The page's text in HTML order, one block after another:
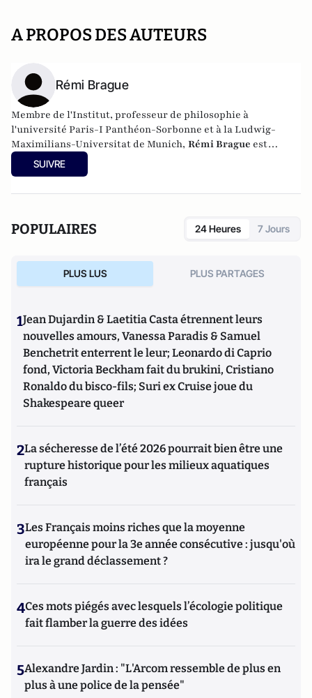
A PROPOS DES AUTEURS
Rémi Brague
Membre de l'Institut, professeur de philosophie à
l'université Paris-I Panthéon-Sorbonne et à la Ludwig-
Maximilians-Universitat de Munich, Rémi Brague est
l'auteur de nombreux essais dont Europe, la voie romaine
(1992), la Sagesse du monde (1999), La Loi de Dieu (2005), Au
SUIVRE
POPULAIRES 24 Heures 7 Jours
PLUS LUS PLUS PARTAGES
1Jean Dujardin & Laetitia Casta étrennent leurs
nouvelles amours, Vanessa Paradis & Samuel
Benchetrit enterrent le leur; Leonardo di Caprio
fond, Victoria Beckham fait du brukini, Cristiano
Ronaldo du bisco-fils; Suri ex Cruise joue du
Shakespeare queer
2La sécheresse de l’été 2026 pourrait bien être une
rupture historique pour les milieux aquatiques
français
3Les Français moins riches que la moyenne
européenne pour la 3e année consécutive : jusqu'où
ira le grand déclassement ?
4Ces mots piégés avec lesquels l’écologie politique
fait flamber la guerre des idées
5Alexandre Jardin : "L'Arcom ressemble de plus en
plus à une police de la pensée"